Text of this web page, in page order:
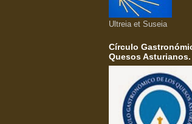
Ultreia et Suseia
Círculo
Quesos Asturianos.